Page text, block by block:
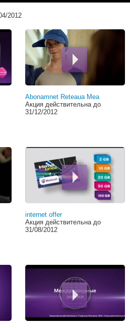
2012
Abonamnet Reteaua Mea
Акция действительна до
31/12/2012
internet offer
Акция действительна до
31/08/2012